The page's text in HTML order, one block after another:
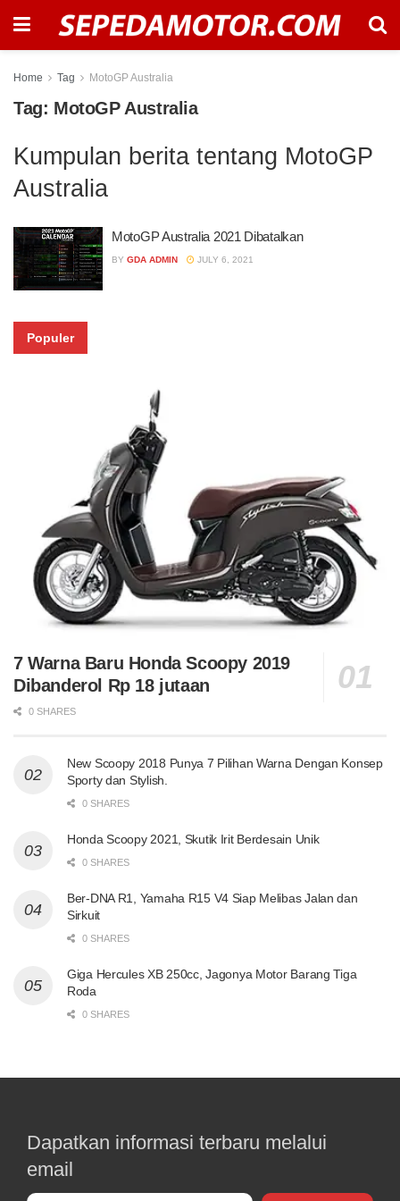
Home Tag MotoGP Australia
Tag: MotoGP Australia
Kumpulan berita tentang MotoGP
Australia
MotoGP Australia 2021 Dibatalkan
BY GDA ADMIN JULY 6, 2021
Populer
7 Warna Baru Honda Scoopy 2019
Dibanderol Rp 18 jutaan
0 SHARES
New Scoopy 2018 Punya 7 Pilihan Warna Dengan Konsep
Sporty dan Stylish.
0 SHARES
Honda Scoopy 2021, Skutik Irit Berdesain Unik
0 SHARES
Ber-DNA R1, Yamaha R15 V4 Siap Melibas Jalan dan
Sirkuit
0 SHARES
Giga Hercules XB 250cc, Jagonya Motor Barang Tiga
Roda
0 SHARES
Dapatkan informasi terbaru melalui
email